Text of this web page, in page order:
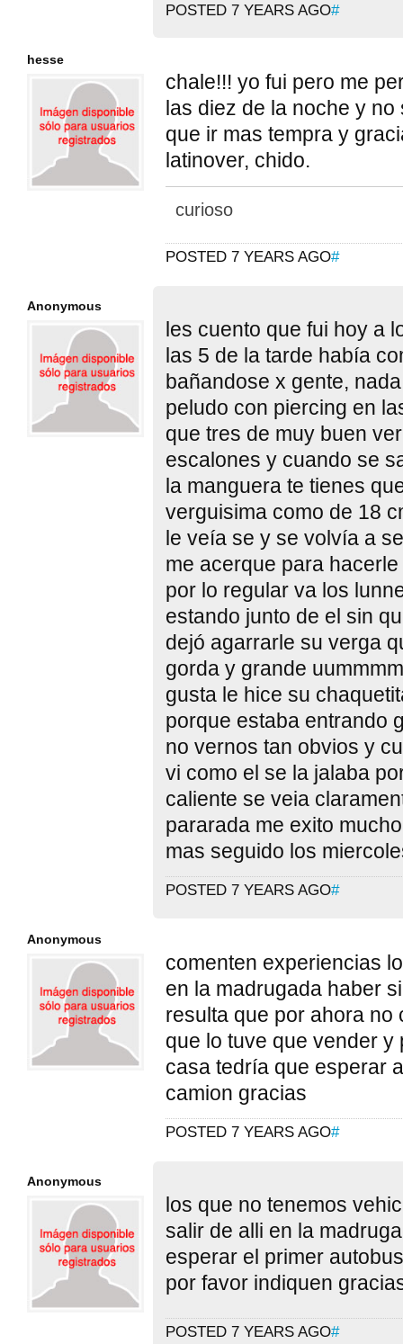
POSTED 7 YEARS AGO#
hesse
chale!!! yo fui pero me
las diez de la noche y
que ir mas tempra y
latinover, chido.
curioso
POSTED 7 YEARS AGO#
Anonymous
les cuento que fui hoy a
las 5 de la tarde había
bañandose x gente,
peludo con piercing en
que tres de muy buen
escalones y cuando se
la manguera te tienes
verguisima como de 18
le veía se y se volvía a
me acerque para
por lo regular va los
estando junto de el sin
dejó agarrarle su verga
gorda y grande
gusta le hice su
porque estaba entrando
no vernos tan obvios y
vi como el se la jalaba
caliente se veia
pararada me exito
mas seguido los
POSTED 7 YEARS AGO#
Anonymous
comenten experiencias
en la madrugada haber
resulta que por ahora
que lo tuve que vender
casa tedría que esperar
camion gracias
POSTED 7 YEARS AGO#
Anonymous
los que no tenemos
salir de alli en la
esperar el primer
por favor indiquen
POSTED 7 YEARS AGO#